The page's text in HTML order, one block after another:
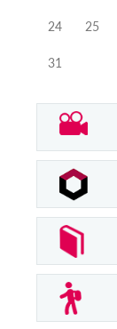
24 25
31